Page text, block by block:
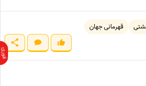
قهرمانی جهان